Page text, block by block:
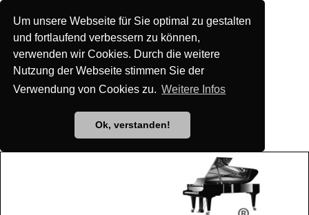
Um unsere Webseite für Sie optimal zu gestalten
und fortlaufend verbessern zu können,
verwenden wir Cookies. Durch die weitere
Nutzung der Webseite stimmen Sie der
Verwendung von Cookies zu. Weitere Infos
Ok, verstanden!